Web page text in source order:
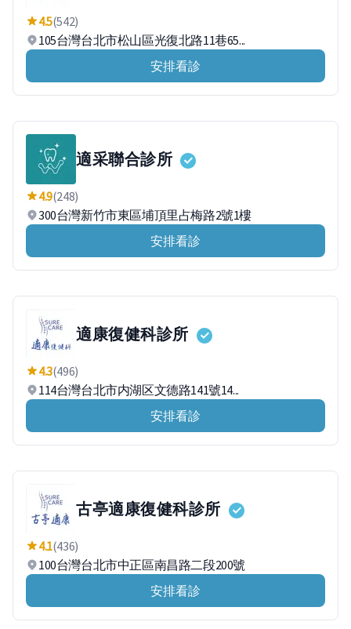
4.5(542)
105台灣台北市松山區光復北路11巷65...
安排看診
適采聯合診所
4.9(248)
300台灣新竹市東區埔頂里占梅路2號1樓
安排看診
適康復健科診所
4.3(496)
114台灣台北市内湖区文德路141號14...
安排看診
古亭適康復健科診所
4.1(436)
100台灣台北市中正區南昌路二段200號
安排看診